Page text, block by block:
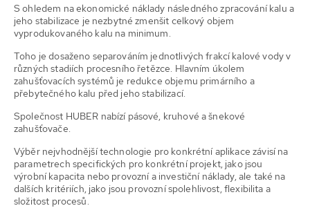
S ohledem na ekonomické náklady následného zpracování kalu a
jeho stabilizace je nezbytné zmenšit celkový objem
vyprodukovaného kalu na minimum.
Toho je dosaženo separováním jednotlivých frakcí kalové vody v
různých stadiích procesního řetězce. Hlavním úkolem
zahušťovacích systémů je redukce objemu primárního a
přebytečného kalu před jeho stabilizací.
Společnost HUBER nabízí pásové, kruhové a šnekové
zahušťovače.
Výběr nejvhodnější technologie pro konkrétní aplikace závisí na
parametrech specifických pro konkrétní projekt, jako jsou
výrobní kapacita nebo provozní a investiční náklady, ale také na
dalších kritériích, jako jsou provozní spolehlivost, flexibilita a
složitost procesů.